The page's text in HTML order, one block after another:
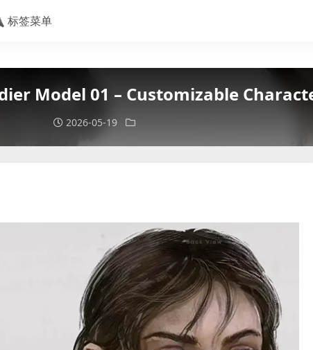
标签菜单
Model 01 – Customizable
2026-05-19